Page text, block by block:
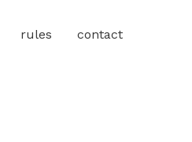
rules contact